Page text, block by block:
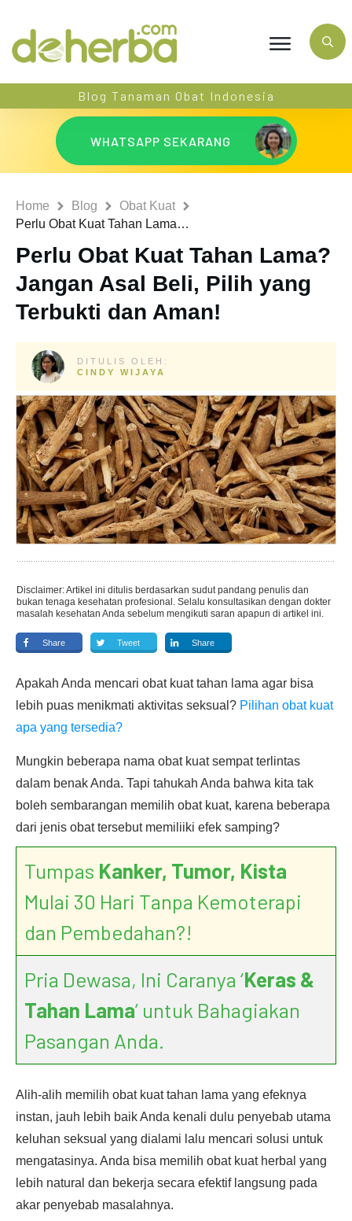
Blog Tanaman Obat Indonesia
WHATSAPP SEKARANG
Home Blog
Obat Kuat
Perlu Obat Kuat Tahan Lama? Jangan Asal Beli, Pilih yang Terbukti dan Aman!
Perlu Obat Kuat Tahan Lama?
Jangan Asal Beli, Pilih yang
Terbukti dan Aman!
DITULIS OLEH:
CINDY WIJAYA
Disclaimer: Artikel ini ditulis berdasarkan sudut pandang penulis dan
bukan tenaga kesehatan profesional. Selalu konsultasikan dengan dokter
masalah kesehatan Anda sebelum mengikuti saran apapun di artikel ini.
Share Tweet Share
Apakah Anda mencari obat kuat tahan lama agar bisa
lebih puas menikmati aktivitas seksual? Pilihan obat kuat
apa yang tersedia?
Mungkin beberapa nama obat kuat sempat terlintas
dalam benak Anda. Tapi tahukah Anda bahwa kita tak
boleh sembarangan memilih obat kuat, karena beberapa
dari jenis obat tersebut memiliiki efek samping?
Tumpas Kanker, Tumor, Kista
Mulai 30 Hari Tanpa Kemoterapi
dan Pembedahan?!
Pria Dewasa, Ini Caranya ‘Keras &
Tahan Lama’ untuk Bahagiakan
Pasangan Anda.
Alih-alih memilih obat kuat tahan lama yang efeknya
instan, jauh lebih baik Anda kenali dulu penyebab utama
keluhan seksual yang dialami lalu mencari solusi untuk
mengatasinya. Anda bisa memilih obat kuat herbal yang
lebih natural dan bekerja secara efektif langsung pada
akar penyebab masalahnya.